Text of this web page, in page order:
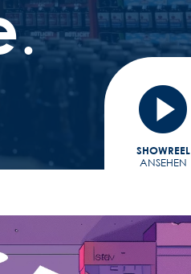
.
SHOWREEL
ANSEHEN